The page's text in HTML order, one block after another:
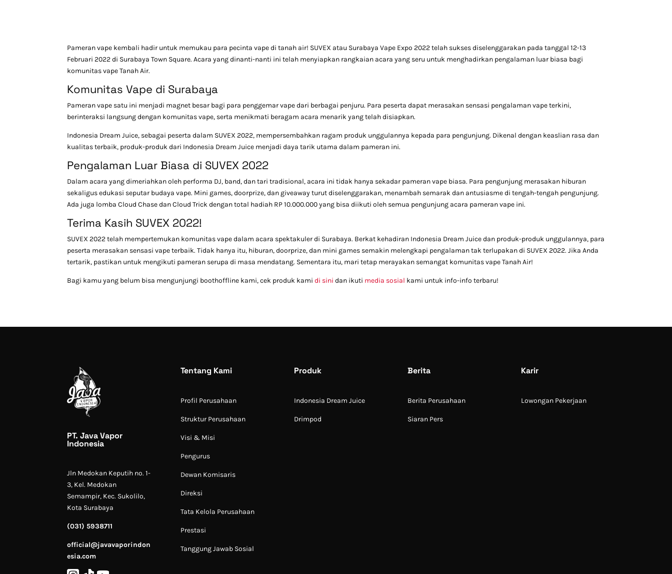
Pameran vape kembali hadir untuk memukau para pecinta vape di tanah air! SUVEX atau Surabaya Vape Expo 2022 telah sukses diselenggarakan pada tanggal 12-13
Februari 2022 di Surabaya Town Square. Acara yang dinanti-nanti ini telah menyiapkan rangkaian acara yang seru untuk menghadirkan pengalaman luar biasa bagi
komunitas vape Tanah Air.
Komunitas Vape di Surabaya
Pameran vape satu ini menjadi magnet besar bagi para penggemar vape dari berbagai penjuru. Para peserta dapat merasakan sensasi pengalaman vape terkini,
berinteraksi langsung dengan komunitas vape, serta menikmati beragam acara menarik yang telah disiapkan.
Indonesia Dream Juice, sebagai peserta dalam SUVEX 2022, mempersembahkan ragam produk unggulannya kepada para pengunjung. Dikenal dengan keaslian rasa dan
kualitas terbaik, produk-produk dari Indonesia Dream Juice menjadi daya tarik utama dalam pameran ini.
Pengalaman Luar Biasa di SUVEX 2022
Dalam acara yang dimeriahkan oleh performa DJ, band, dan tari tradisional, acara ini tidak hanya sekadar pameran vape biasa. Para pengunjung merasakan hiburan
sekaligus edukasi seputar budaya vape. Mini games, doorprize, dan giveaway turut diselenggarakan, menambah semarak dan antusiasme di tengah-tengah pengunjung.
Ada juga lomba Cloud Chase dan Cloud Trick dengan total hadiah RP 10.000.000 yang bisa diikuti oleh semua pengunjung acara pameran vape ini.
Terima Kasih SUVEX 2022!
SUVEX 2022 telah mempertemukan komunitas vape dalam acara spektakuler di Surabaya. Berkat kehadiran Indonesia Dream Juice dan produk-produk unggulannya, para
peserta merasakan sensasi vape terbaik. Tidak hanya itu, hiburan, doorprize, dan mini games semakin melengkapi pengalaman tak terlupakan di SUVEX 2022. Jika Anda
tertarik, pastikan untuk mengikuti pameran serupa di masa mendatang. Sementara itu, mari tetap merayakan semangat komunitas vape Tanah Air!
Bagi kamu yang belum bisa mengunjungi boothoffline kami, cek produk kamidi sini dan ikuti media sosial kami untuk info-info terbaru!
PT. Java Vapor
Indonesia
Jln Medokan Keputih no. 1-
3, Kel. Medokan
Semampir, Kec. Sukolilo,
Kota Surabaya
(031) 5938711
official@javavaporindon
esia.com
Tentang Kami
Profil Perusahaan
Struktur Perusahaan
Visi & Misi
Pengurus
Dewan Komisaris
Direksi
Tata Kelola Perusahaan
Prestasi
Tanggung Jawab Sosial
Produk
Indonesia Dream Juice
Drimpod
Berita
Berita Perusahaan
Siaran Pers
Karir
Lowongan Pekerjaan